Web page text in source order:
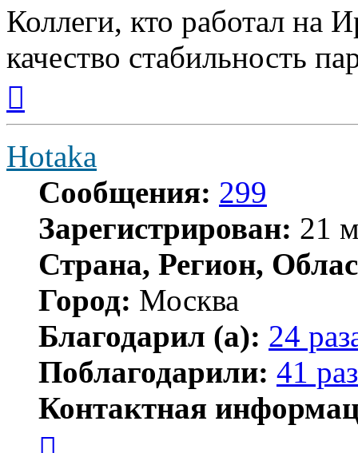
Коллеги, кто работал на
качество стабильность
началу
Hotaka
Сообщения: 299
Зарегистрирован: 21
Страна, Регион,
Город: Москва
Благодарил (а): 24
Поблагодарили: 41 раз
Контактная